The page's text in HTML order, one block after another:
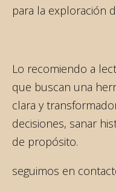
para la exploración
Lo recomiendo a
que buscan una
clara y
decisiones, sanar
de propósito.
seguimos en